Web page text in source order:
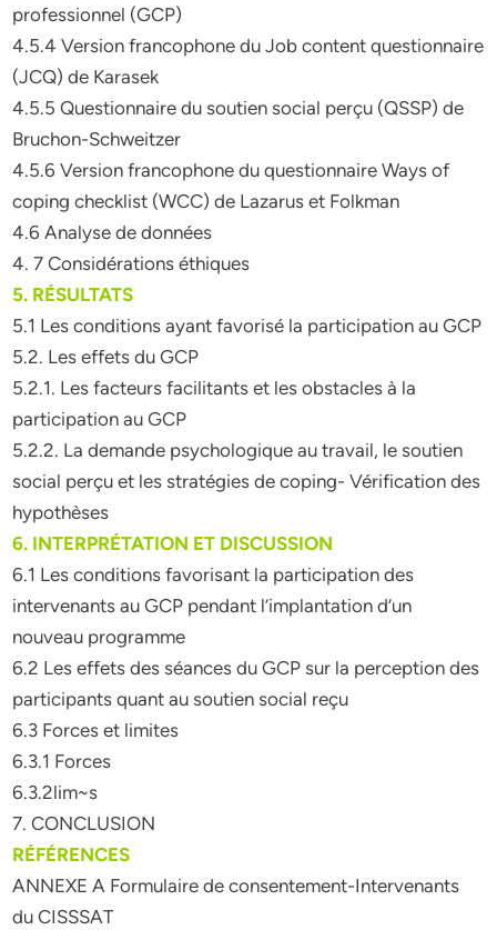
professionnel (GCP)
4.5.4 Version francophone du Job content questionnaire
(JCQ) de Karasek
4.5.5 Questionnaire du soutien social perçu (QSSP) de
Bruchon-Schweitzer
4.5.6 Version francophone du questionnaire Ways of
coping checklist (WCC) de Lazarus et Folkman
4.6 Analyse de données
4. 7 Considérations éthiques
5. RÉSULTATS
5.1 Les conditions ayant favorisé la participation au GCP
5.2. Les effets du GCP
5.2.1. Les facteurs facilitants et les obstacles à la
participation au GCP
5.2.2. La demande psychologique au travail, le soutien
social perçu et les stratégies de coping- Vérification des
hypothèses
6. INTERPRÉTATION ET DISCUSSION
6.1 Les conditions favorisant la participation des
intervenants au GCP pendant l’implantation d’un
nouveau programme
6.2 Les effets des séances du GCP sur la perception des
participants quant au soutien social reçu
6.3 Forces et limites
6.3.1 Forces
6.3.2lim~s
7. CONCLUSION
RÉFÉRENCES
ANNEXE A Formulaire de consentement-Intervenants
du CISSSAT